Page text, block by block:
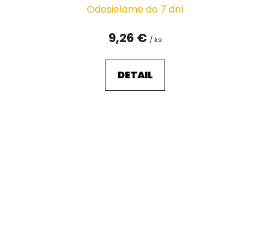
Odosielame do 7 dní
9,26 € / ks
DETAIL